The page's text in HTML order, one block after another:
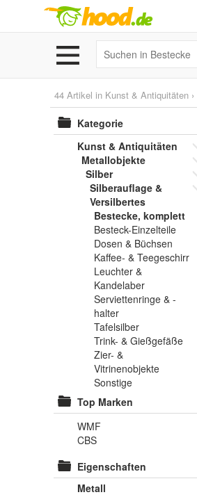
44 Artikel in Kunst & Antiquitäten ›
Kategorie
Kunst & Antiquitäten
Metallobjekte
Silber
Silberauflage &
Versilbertes
Bestecke, komplett
Besteck-Einzelteile
Dosen & Büchsen
Kaffee- & Teegeschirr
Leuchter &
Kandelaber
Serviettenringe & -
halter
Tafelsilber
Trink- & Gießgefäße
Zier- &
Vitrinenobjekte
Sonstige
Top Marken
WMF
CBS
Eigenschaften
Metall